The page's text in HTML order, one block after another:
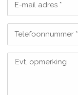
E-mail adres *
Telefoonnummer *
Evt. opmerking